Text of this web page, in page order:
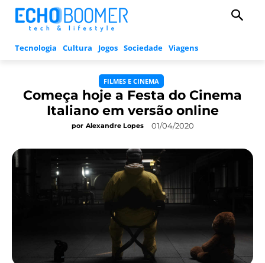
Tecnologia Cultura Jogos Sociedade Viagens
FILMES E CINEMA
Começa hoje a Festa do Cinema
Italiano em versão online
por Alexandre Lopes 01/04/2020